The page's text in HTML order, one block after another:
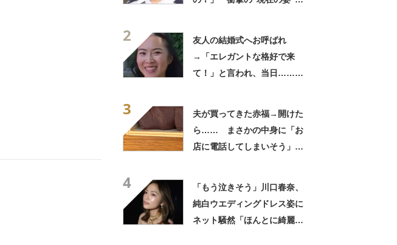
2
友人の結婚式へお呼ばれ
→「エレガントな格好で来
て！」と言われ、当日……ま
3
夫が買ってきた赤福→開けた
ら…… まさかの中身に「お
店に電話してしまいそう」
4
「もう泣きそう」川口春奈、
純白ウエディングドレス姿に
ネット騒然「ほんとに綺麗」